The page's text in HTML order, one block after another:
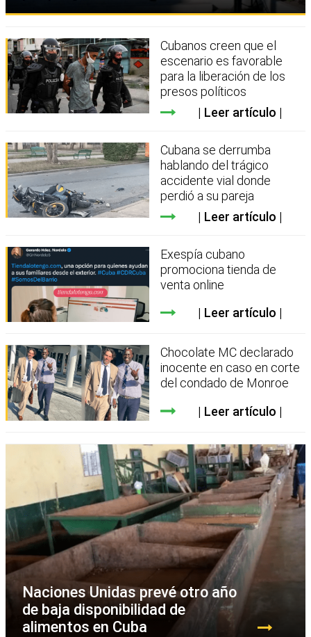
Cubanos creen que el
escenario es favorable
para la liberación de los
presos políticos
Leer artículo
Cubana se derrumba
hablando del trágico
accidente vial donde
perdió a su pareja
Leer artículo
Exespía cubano
promociona tienda de
venta online
Leer artículo
Chocolate MC declarado
inocente en caso en corte
del condado de Monroe
Leer artículo
Naciones Unidas prevé otro año
de baja disponibilidad de
alimentos en Cuba